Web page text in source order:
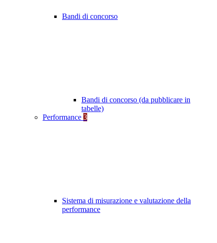
Bandi di concorso
Bandi di concorso (da pubblicare in
tabelle)
Performance 3
Sistema di misurazione e valutazione della
performance